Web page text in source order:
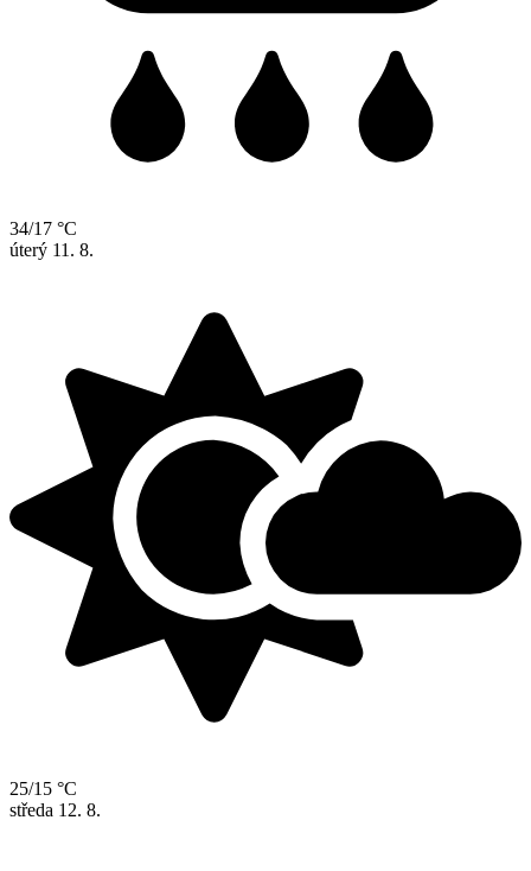
34/17 °C
úterý 11. 8.
25/15 °C
středa 12. 8.